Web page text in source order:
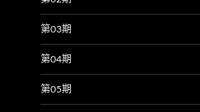
第03期
第04期
第05期